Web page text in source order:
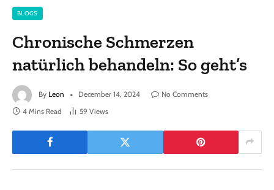
BLOGS
Chronische Schmerzen
natürlich behandeln: So geht’s
By Leon December 14, 2024
No Comments
4 Mins Read
59 Views